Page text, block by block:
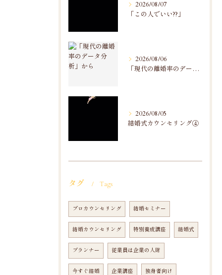
2026/08/07
「この人でいい??」
2026/08/06
「現代の離婚率のデータ分析」から
2026/08/05
結婚式カウンセリング④
タグ Tags
プロカウンセリング 結婚セミナー
結婚カウンセリング 特別養成講座 結婚式
プランナー 従業員は企業の人財
今すぐ結婚 企業講座 独身者向け